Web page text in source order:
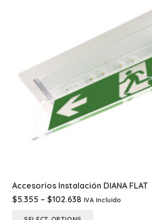
Accesorios Instalación DIANA FLAT
$5.355 – $102.638 IVA Incluido